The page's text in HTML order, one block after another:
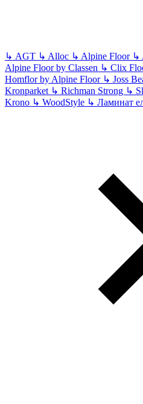
↳ AGT ↳ Alloc ↳ Alpine Floor ↳
Alpine Floor by Classen ↳ Clix
Homflor by Alpine Floor ↳ Joss
Kronparket ↳ Richman Strong ↳
Krono ↳ WoodStyle ↳ Ламинат